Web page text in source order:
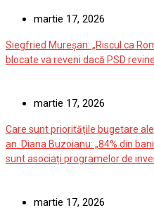
martie 17, 2026
Siegfried Mureșan: „Riscul ca
blocate va reveni dacă PSD
martie 17, 2026
Care sunt prioritățile bugetare
an. Diana Buzoianu: „84% din
sunt asociați programelor de
martie 17, 2026